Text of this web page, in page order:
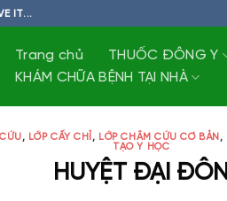
IT...
Trang chủ THUỐC ĐÔNG Y
KHÁM CHỮA BỆNH TẠI NHÀ
, LỚP CẤY CHỈ , LỚP CHÂM CỨU CƠ BẢN ,
TẠO Y HỌC
HUYỆT ĐẠI ĐÔN